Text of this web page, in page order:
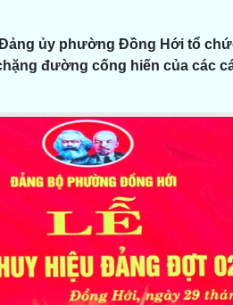
Đảng ủy phường Đồng Hới tổ
đường cống hiến của các